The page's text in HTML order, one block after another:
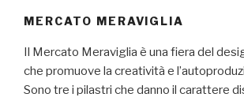
MERCATO MERAVIGLIA
Il Mercato Meraviglia è una fiera del
che promuove la creatività e
Sono tre i pilastri che danno il carattere